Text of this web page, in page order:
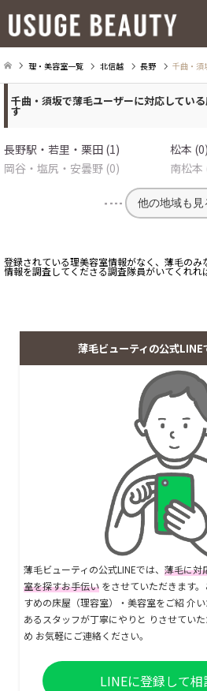
理・美容室一覧 北信越 長野 千曲・須
千曲・須坂で薄毛ユーザーに対応してい
す
長野駅・若里・栗田 (1)
松本 (0)
岡谷・塩尻・安曇野 (0)
南松本
他の地域も見
登録されている理美容室情報がなく、薄毛の
情報を調査してくださる調査隊員がいてくれれ
薄毛ビューティの公式LINE
薄毛ビューティの公式LINEでは、 薄毛に対
室を探すお手伝い をさせていただきます
すめの床屋（理容室）・美容室をご紹 介
あるスタッフが丁寧にやりと りさせてい
め お気軽にご連絡ください。
LINEに登録して相